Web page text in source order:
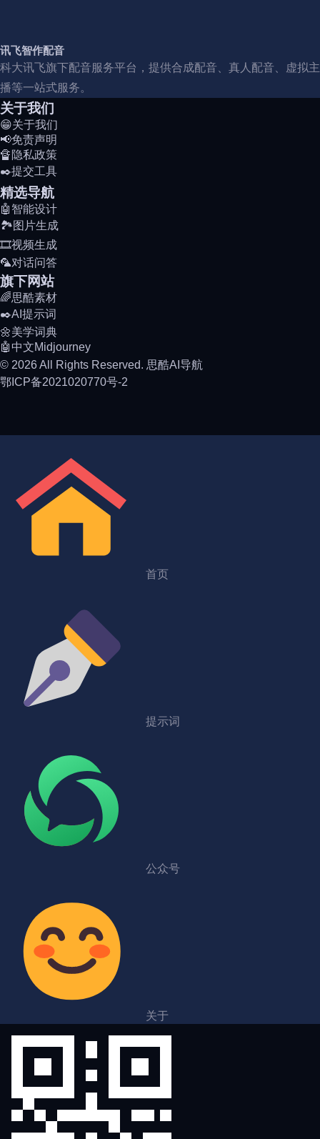
讯飞智作配音
科大讯飞旗下配音服务平台，提供合成配音、真人配音、虚拟主
播等一站式服务。
关于我们
😁关于我们
📢免责声明
🔏隐私政策
✒️提交工具
精选导航
🤖智能设计
🏞️图片生成
🎞️视频生成
🦜对话问答
旗下网站
🌈思酷素材
✒️AI提示词
🌼美学词典
🤖中文Midjourney
© 2026 All Rights Reserved. 思酷AI导航
鄂ICP备2021020770号-2
首页
提示词
公众号
关于